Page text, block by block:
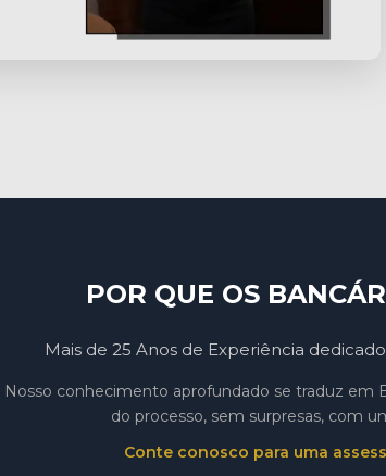
POR QUE OS
Mais de 25 Anos de Experiência
Nosso conhecimento aprofundado se traduz em
do processo, sem surpresas, com
Conte conosco para uma